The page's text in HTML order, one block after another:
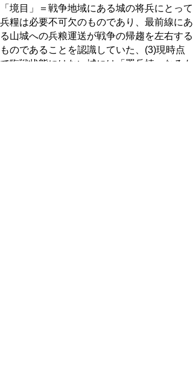
「境目」＝戦争地域にある城の将兵にとって
兵糧は必要不可欠のものであり、最前線にあ
る山城への兵粮運送が戦争の帰趨を左右する
ものであることを認識していた、(3)現時点
で臨戦状態にはない城には「置兵槙」なるも